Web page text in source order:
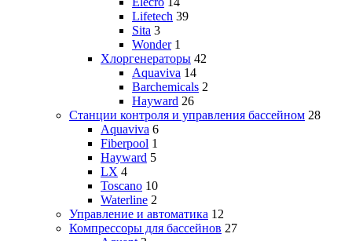
Lifetech 39
Sita 3
Wonder 1
Хлоргенераторы 42
Aquaviva 14
Barchemicals 2
Hayward 26
Станции контроля и управления бассейном 28
Aquaviva 6
Fiberpool 1
Hayward 5
LX 4
Toscano 10
Waterline 2
Управление и автоматика 12
Компрессоры для бассейнов 27